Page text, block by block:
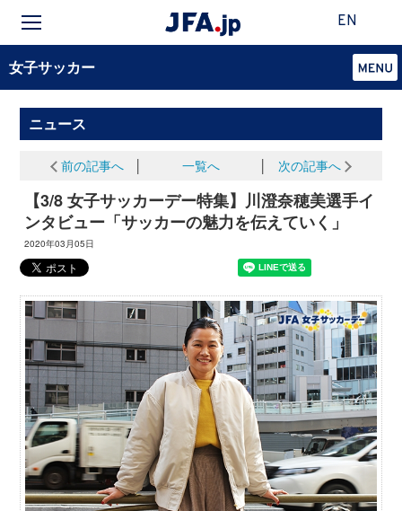
EN
女子サッカー
ニュース
前の記事へ 一覧へ 次の記事へ
【3/8 女子サッカーデー特集】川澄奈穂美選手イ
ンタビュー「サッカーの魅力を伝えていく」
2020年03月05日